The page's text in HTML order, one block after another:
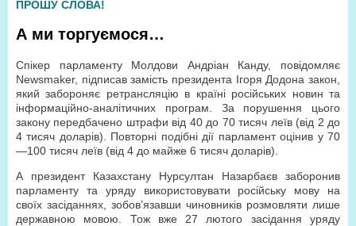
ПРОШУ СЛОВА!
А ми торгуємося…
Спікер парламенту Молдови Андріан Канду, повідомляє
Newsmaker, підписав замість президента Ігоря Додона закон,
який забороняє ретрансляцію в країні російських новин та
інформаційно-аналітичних програм. За порушення цього
закону передбачено штрафи від 40 до 70 тисяч леїв (від 2 до
4 тисяч доларів). Повторні подібні дії парламент оцінив у 70
—100 тисяч леїв (від 4 до майже 6 тисяч доларів).
А президент Казахстану Нурсултан Назарбаєв заборонив
парламенту та уряду використовувати російську мову на
своїх засіданнях, зобов’язавши чиновників розмовляти лише
державною мовою. Тож вже 27 лютого засідання уряду